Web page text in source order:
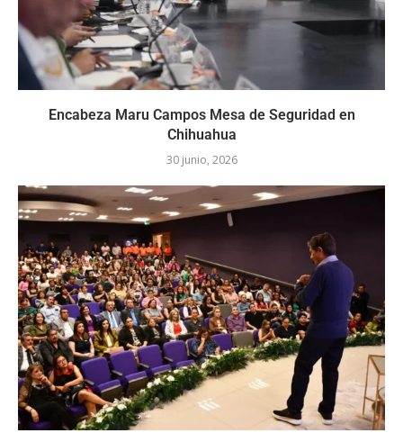
Encabeza Maru Campos Mesa de Seguridad en
Chihuahua
30 junio, 2026